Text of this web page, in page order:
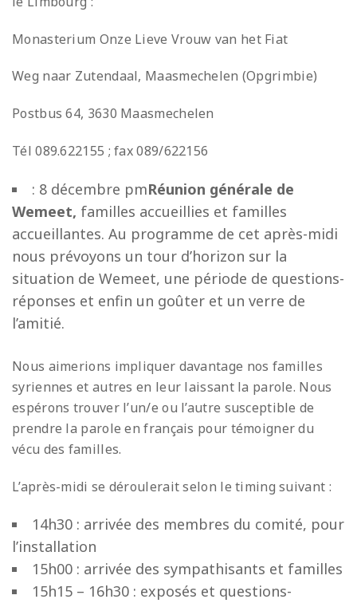
Monasterium Onze Lieve Vrouw van het Fiat
Weg naar Zutendaal, Maasmechelen (Opgrimbie)
Postbus 64, 3630 Maasmechelen
Tél 089.622155 ; fax 089/622156
: 8 décembre pmRéunion générale de
Wemeet, familles accueillies et familles
accueillantes. Au programme de cet après-midi
nous prévoyons un tour d’horizon sur la
situation de Wemeet, une période de questions-
réponses et enfin un goûter et un verre de
l’amitié.
Nous aimerions impliquer davantage nos familles
syriennes et autres en leur laissant la parole. Nous
espérons trouver l’un/e ou l’autre susceptible de
prendre la parole en français pour témoigner du
vécu des familles.
L’après-midi se déroulerait selon le timing suivant :
14h30 : arrivée des membres du comité, pour
l’installation
15h00 : arrivée des sympathisants et familles
15h15 – 16h30 : exposés et questions-